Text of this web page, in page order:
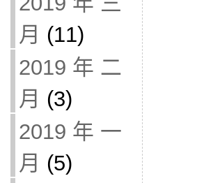
月 (11)
2019 年 二
月 (3)
2019 年 一
月 (5)